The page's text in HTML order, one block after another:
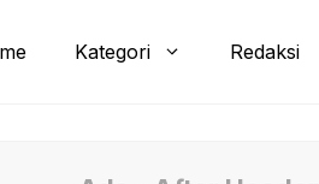
Kategori Redaksi